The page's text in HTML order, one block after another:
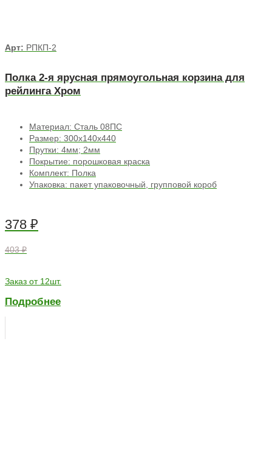
Арт: РПКП-2
Полка 2-я ярусная прямоугольная корзина для
рейлинга Хром
Материал: Сталь 08ПС
Размер: 300х140х440
Прутки: 4мм; 2мм
Покрытие: порошковая краска
Комплект: Полка
Упаковка: пакет упаковочный, групповой короб
378 ₽
403 ₽
Заказ от 12шт.
Подробнее